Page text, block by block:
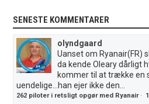
SENESTE KOMMENTARER
olyndgaard
Uanset om Ryanair(FR)
da kende Oleary dårligt
kommer til at trække en
uendelige...han ejer ikke den...
262 piloter i retsligt opgør med Ryanair·